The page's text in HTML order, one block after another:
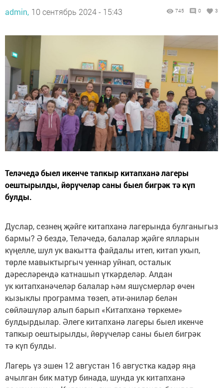
admin, 10 сентябрь 2024 - 15:43 745 0 3
Теләчедә быел икенче тапкыр китапханә лагеры
оештырылды, йөрүчеләр саны быел бигрәк тә күп
булды.
Дуслар, сезнең җәйге китапханә лагерында булганыгыз
бармы? Ә бездә, Теләчедә, балалар җәйге ялларын
күңелле, шул ук вакытта файдалы итеп, китап укып,
төрле мавыктыргыч уеннар уйнап, осталык
дәресләрендә катнашып үткәрделәр. Алдан
ук китапханәчеләр балалар һәм яшүсмерләр өчен
кызыклы программа төзеп, әти-әниләр белән
сөйләшүләр алып барып «Китапханә төркеме»
булдырдылар. Әлеге китапханә лагеры быел икенче
тапкыр оештырылды, йөрүчеләр саны быел бигрәк
тә күп булды.
Лагерь үз эшен 12 августан 16 августка кадәр яңа
ачылган бик матур бинада, шунда ук китапханә